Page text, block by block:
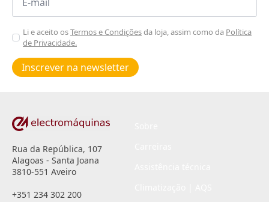
Aceitar
Poiticas
de
privacidade
Li e aceito osTermos e Condiçõesda loja, assim como da Política
de Privacidade.
Inscrever na newsletter
Rua da República, 107
Alagoas - Santa Joana
3810-551 Aveiro
+351 234 302 200